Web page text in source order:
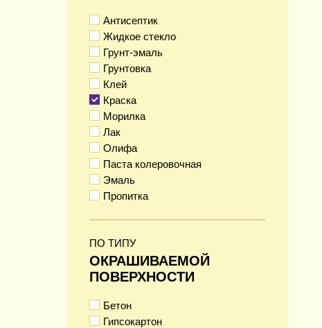
Антисептик
Жидкое стекло
Грунт-эмаль
Грунтовка
Клей
Краска
Морилка
Лак
Олифа
Паста колеровочная
Эмаль
Пропитка
ПО ТИПУ
ОКРАШИВАЕМОЙ
ПОВЕРХНОСТИ
Бетон
Гипсокартон